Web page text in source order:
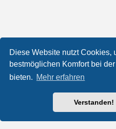
Diese Website nutzt Cookies,
bestmöglichen Komfort bei
bieten. Mehr erfahren
Verstanden!